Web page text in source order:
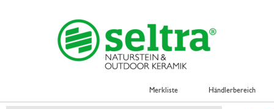
Merkliste Händlerbereich